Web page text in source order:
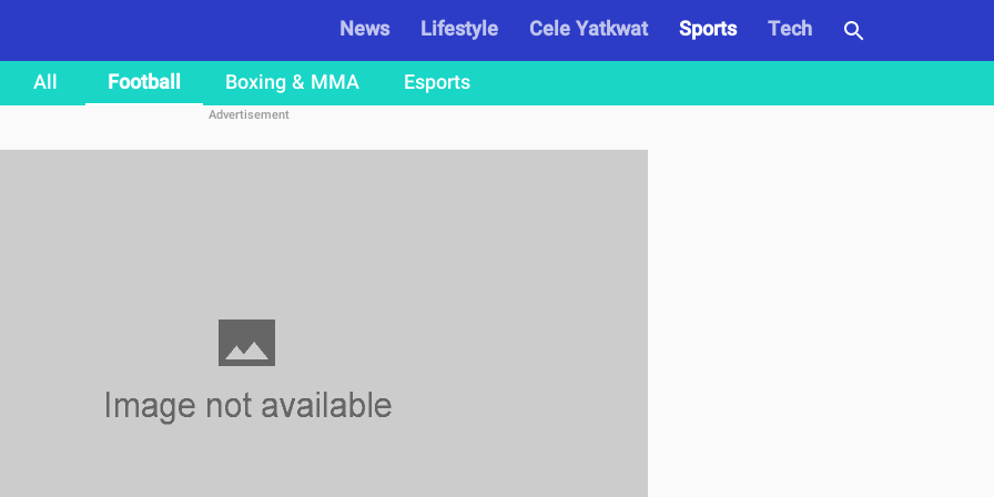
News Lifestyle Cele Yatkwat Sports
Tech
All
Football Boxing & MMA Esports